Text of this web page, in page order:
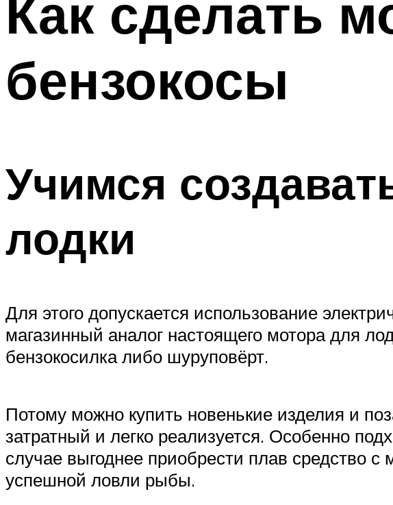
Как сделать
бензокосы
Учимся
лодки
Для этого допускается использование
магазинный аналог настоящего мотора для
бензокосилка либо шуруповёрт.
Потому можно купить новенькие изделия и
затратный и легко реализуется. Особенно
случае выгоднее приобрести плав средство
успешной ловли рыбы.